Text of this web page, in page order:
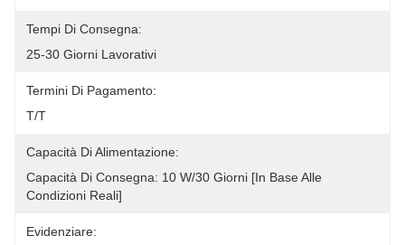
Tempi Di Consegna:
25-30 Giorni Lavorativi
Termini Di Pagamento:
T/T
Capacità Di Alimentazione:
Capacità Di Consegna: 10 W/30 Giorni [in Base Alle
Condizioni Reali]
Evidenziare: